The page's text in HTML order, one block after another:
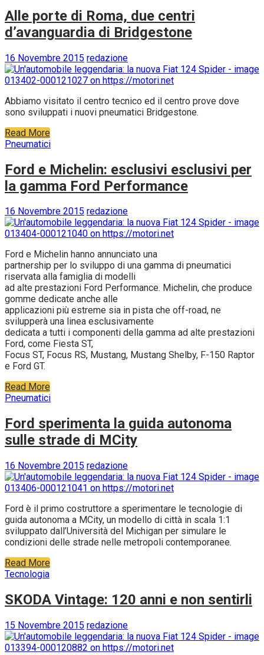
Alle porte di Roma, due centri
d’avanguardia di Bridgestone
16 Novembre 2015 redazione
Abbiamo visitato il centro tecnico ed il centro prove dove
sono sviluppati i nuovi pneumatici Bridgestone.
Read More
Pneumatici
Ford e Michelin: esclusivi esclusivi per
la gamma Ford Performance
16 Novembre 2015 redazione
Ford e Michelin hanno annunciato una
partnership per lo sviluppo di una gamma di pneumatici
riservata alla famiglia di modelli
ad alte prestazioni Ford Performance. Michelin, che produce
gomme dedicate anche alle
applicazioni più estreme sia in pista che off-road, ne
svilupperà una linea esclusivamente
dedicata a tutti i componenti della gamma ad alte prestazioni
Ford, come Fiesta ST,
Focus ST, Focus RS, Mustang, Mustang Shelby, F-150 Raptor
e Ford GT.
Read More
Pneumatici
Ford sperimenta la guida autonoma
sulle strade di MCity
16 Novembre 2015 redazione
Ford è il primo costruttore a sperimentare le tecnologie di
guida autonoma a MCity, un modello di città in scala 1:1
sviluppato dall’Università del Michigan per simulare le
condizioni delle strade nelle metropoli contemporanee.
Read More
Tecnologia
SKODA Vintage: 120 anni e non sentirli
15 Novembre 2015 redazione